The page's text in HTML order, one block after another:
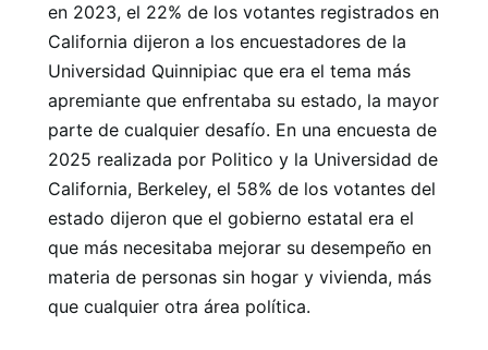
en 2023, el 22% de los votantes registrados en
California dijeron a los encuestadores de la
Universidad Quinnipiac que era el tema más
apremiante que enfrentaba su estado, la mayor
parte de cualquier desafío. En una encuesta de
2025 realizada por Politico y la Universidad de
California, Berkeley, el 58% de los votantes del
estado dijeron que el gobierno estatal era el
que más necesitaba mejorar su desempeño en
materia de personas sin hogar y vivienda, más
que cualquier otra área política.